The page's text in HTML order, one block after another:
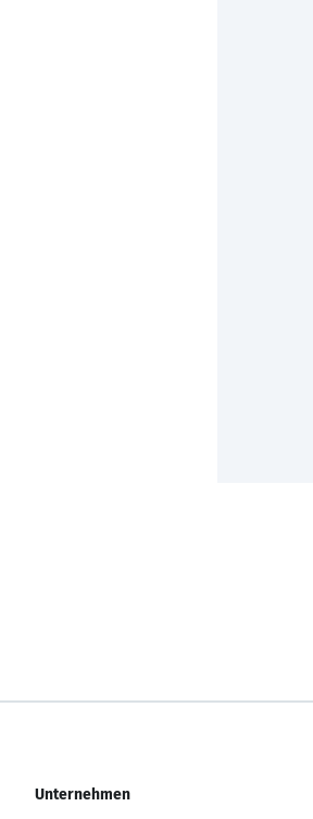
Unternehmen